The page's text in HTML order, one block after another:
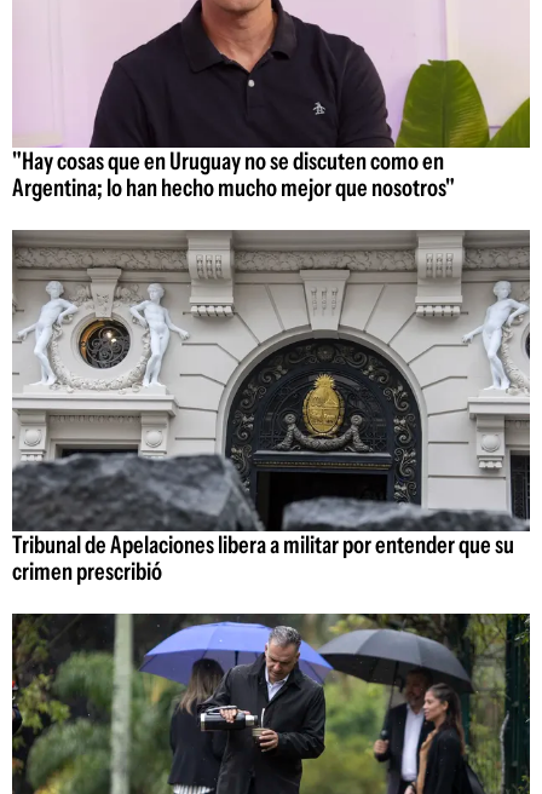
"Hay cosas que en Uruguay no se discuten como en
Argentina; lo han hecho mucho mejor que nosotros"
Tribunal de Apelaciones libera a militar por entender que su
crimen prescribió